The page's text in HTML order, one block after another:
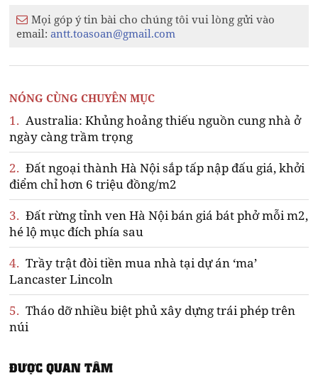
Mọi góp ý tin bài cho chúng tôi vui lòng gửi vào
email:antt.toasoan@gmail.com
NÓNG CÙNG CHUYÊN MỤC
1. Australia: Khủng hoảng thiếu nguồn cung nhà ở
ngày càng trầm trọng
2. Đất ngoại thành Hà Nội sắp tấp nập đấu giá, khởi
điểm chỉ hơn 6 triệu đồng/m2
3. Đất rừng tỉnh ven Hà Nội bán giá bát phở mỗi m2,
hé lộ mục đích phía sau
4. Trầy trật đòi tiền mua nhà tại dự án ‘ma’
Lancaster Lincoln
5. Tháo dỡ nhiều biệt phủ xây dựng trái phép trên
núi
ĐƯỢC QUAN TÂM